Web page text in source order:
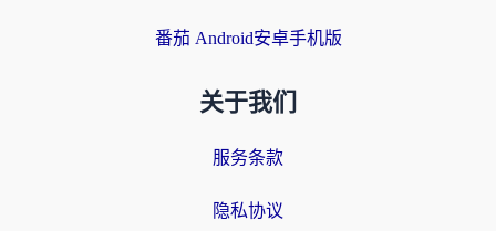
番茄 Android安卓手机版
关于我们
服务条款
隐私协议